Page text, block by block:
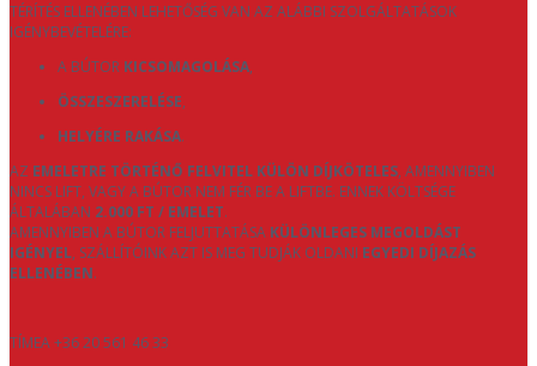
TÉRÍTÉS ELLENÉBEN LEHETŐSÉG VAN AZ ALÁBBI SZOLGÁLTATÁSOK
IGÉNYBEVÉTELÉRE:
A BÚTOR KICSOMAGOLÁSA,
ÖSSZESZERELÉSE,
HELYÉRE RAKÁSA.
AZ EMELETRE TÖRTÉNŐ FELVITEL KÜLÖN DÍJKÖTELES, AMENNYIBEN
NINCS LIFT, VAGY A BÚTOR NEM FÉR BE A LIFTBE. ENNEK KÖLTSÉGE
ÁLTALÁBAN 2.000 FT / EMELET.
AMENNYIBEN A BÚTOR FELJUTTATÁSA KÜLÖNLEGES MEGOLDÁST
IGÉNYEL, SZÁLLÍTÓINK AZT IS MEG TUDJÁK OLDANI EGYEDI DÍJAZÁS
ELLENÉBEN.
TÍMEA +36 20 561 46 33